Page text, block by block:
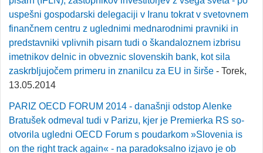
uspešni gospodarski delegaciji v Iranu tokrat v svetovnem
finančnem centru z uglednimi mednarodnimi pravniki in
predstavniki vplivnih pisarn tudi o škandaloznem izbrisu
imetnikov delnic in obveznic slovenskih bank, kot sila
zaskrbljujočem primeru in znanilcu za EU in širše - Torek,
13.05.2014
PARIZ OECD FORUM 2014 - današnji odstop Alenke
Bratušek odmeval tudi v Parizu, kjer je Premierka RS so-
otvorila ugledni OECD Forum s poudarkom »Slovenia is
on the right track again« - na paradoksalno izjavo je ob